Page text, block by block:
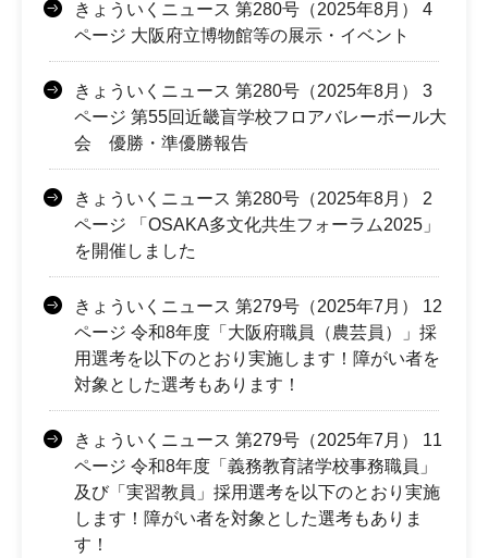
きょういくニュース 第280号（2025年8月） 4
ページ 大阪府立博物館等の展示・イベント
きょういくニュース 第280号（2025年8月） 3
ページ 第55回近畿盲学校フロアバレーボール大
会 優勝・準優勝報告
きょういくニュース 第280号（2025年8月） 2
ページ 「OSAKA多文化共生フォーラム2025」
を開催しました
きょういくニュース 第279号（2025年7月） 12
ページ 令和8年度「大阪府職員（農芸員）」採
用選考を以下のとおり実施します！障がい者を
対象とした選考もあります！
きょういくニュース 第279号（2025年7月） 11
ページ 令和8年度「義務教育諸学校事務職員」
及び「実習教員」採用選考を以下のとおり実施
します！障がい者を対象とした選考もありま
す！